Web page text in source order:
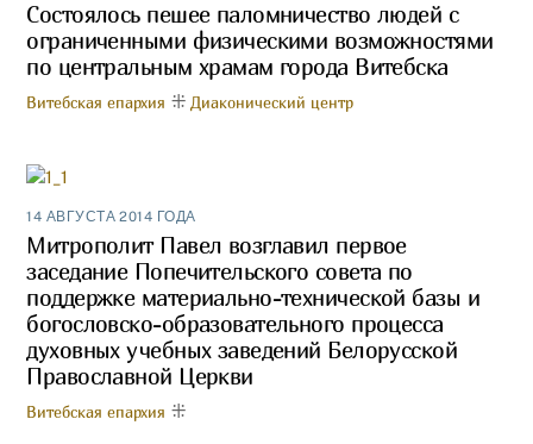
Состоялось пешее паломничество людей с
ограниченными физическими возможностями
по центральным храмам города Витебска
Витебская епархия Диаконический центр
14 АВГУСТА 2014 ГОДА
Митрополит Павел возглавил первое
заседание Попечительского совета по
поддержке материально-технической базы и
богословско-образовательного процесса
духовных учебных заведений Белорусской
Православной Церкви
Витебская епархия